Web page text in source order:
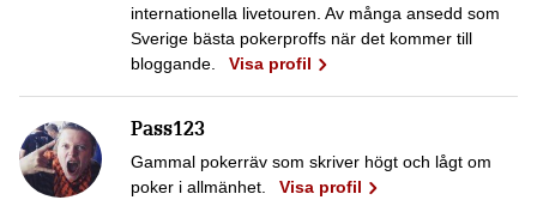
internationella livetouren. Av många ansedd som
Sverige bästa pokerproffs när det kommer till
bloggande.
Visa profil
Pass123
Gammal pokerräv som skriver högt och lågt om
poker i allmänhet.
Visa profil